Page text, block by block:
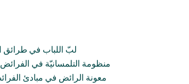
لبّ اللباب في
منظومة التلمسانيّة في الفرائض
معونة الرائض في مبادئ